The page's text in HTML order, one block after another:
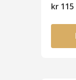
kr 115